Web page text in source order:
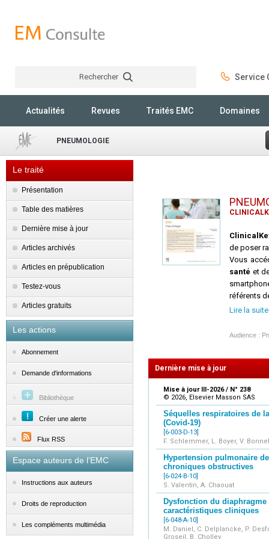
Rechercher Service
Actualités Revues Traités EMC Domaines
PNEUMOLOGIE
Le traité
Présentation
Table des matières
Dernière mise à jour
Articles archivés
Articles en prépublication
Testez-vous
Articles gratuits
Les actions
Abonnement
Demande d'informations
Bibliothèque
Créer une alerte
Flux RSS
Espace auteurs de l'EMC
Instructions aux auteurs
Droits de reproduction
Les compléments multimédia
de poser
Vous
santé et
référents
Les
Les
Lire la suite
Audience :
Dernière mise à jour
Mise à jour III-2026 / N° 238
© 2026, Elsevier Masson SAS
Séquelles respiratoires de
(Covid-19)
[6-003-D-13]
F. Schlemmer, L. Boyer, V.
Hypertension pulmonaire
chroniques obstructives
[6-024-B-10]
S. Valentin, A. Chaouat
Dysfonction du
caractéristiques cliniques
[6-048-A-10]
M. Daniel, C. Delplancke, P.
Groseil, B. Cholley